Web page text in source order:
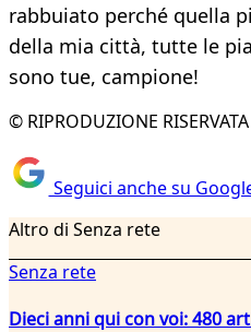
rabbuiato perché quella
della mia città, tutte le
sono tue, campione!
© RIPRODUZIONE RISERVATA
Seguici anche su
Altro di Senza rete
Senza rete
Dieci anni qui con voi: 480